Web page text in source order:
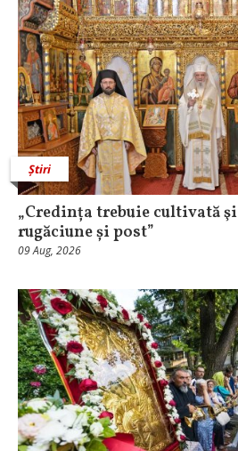
Știri
„Credința trebuie cultivată
rugăciune și post”
09 Aug, 2026